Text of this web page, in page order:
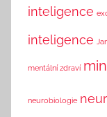
inteligence
inteligence
mentální zdraví
neurobiologie